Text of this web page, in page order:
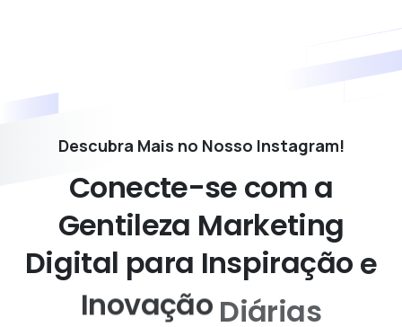
Descubra Mais no Nosso Instagram!
Conecte-se com a
Gentileza Marketing
Digital para Inspiração e
Inovação Diárias